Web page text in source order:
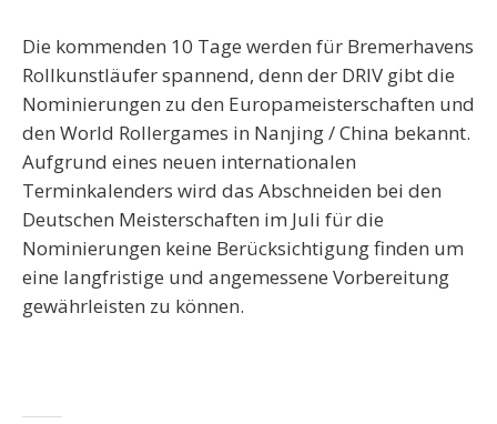
Die kommenden 10 Tage werden für Bremerhavens
Rollkunstläufer spannend, denn der DRIV gibt die
Nominierungen zu den Europameisterschaften und
den World Rollergames in Nanjing / China bekannt.
Aufgrund eines neuen internationalen
Terminkalenders wird das Abschneiden bei den
Deutschen Meisterschaften im Juli für die
Nominierungen keine Berücksichtigung finden um
eine langfristige und angemessene Vorbereitung
gewährleisten zu können.